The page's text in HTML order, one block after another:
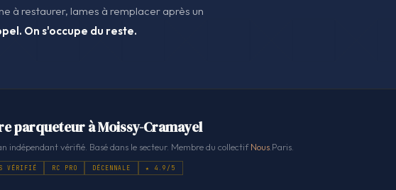
à restaurer, lames à remplacer après un
On s'occupe du reste.
parqueteur à Moissy-Cramayel
indépendant vérifié. Basé dans le secteur. Membre du collectifNous .Paris.
VÉRIFIÉ RC PRO DÉCENNALE ★ 4.9/5